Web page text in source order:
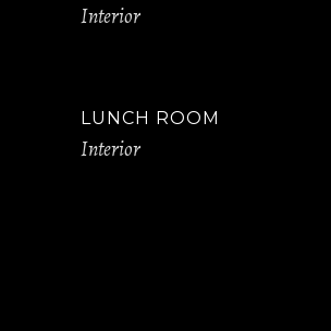
Interior
LUNCH ROOM
Interior